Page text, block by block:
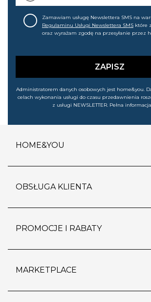
Zamawiam usługę Newslettera SMS na
Regulaminu Usługi Newslettera SMS które
oraz wyrażam zgodę na przesyłanie przez
wyprzedażach). Wiem, że mogę tę zgodę
ZAPISZ
Administratorem danych osobowych jest home&you.
celach wykonania usługi do czasu przedawnienia
z usługi NEWSLETTER. Pełna
HOME&YOU
o firmie
polityka prywatności
kontakt
OBSŁUGA KLIENTA
dostawy i płatność
wypis z subskrypcji
regulamin sklepu
PROMOCJE I RABATY
outlet
MARKETPLACE